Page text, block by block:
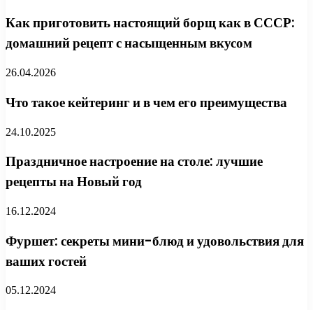
Как приготовить настоящий борщ как в СССР:
домашний рецепт с насыщенным вкусом
26.04.2026
Что такое кейтеринг и в чем его преимущества
24.10.2025
Праздничное настроение на столе: лучшие
рецепты на Новый год
16.12.2024
Фуршет: секреты мини-блюд и удовольствия для
ваших гостей
05.12.2024